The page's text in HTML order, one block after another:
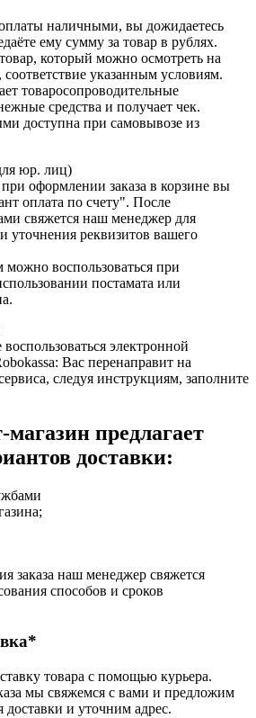
наличными, вы дожидаетесь
ему сумму за товар в рублях.
который можно осмотреть на
указанным условиям.
товаросопроводительные
средства и получает чек.
доступна при самовывозе из
юр. лиц)
оформлении заказа в корзине вы
оплата по счету". После
свяжется наш менеджер для
уточнения реквизитов вашего
воспользоваться при
постамата или
электронной
Вас перенаправит на
следуя инструкциям, заполните
предлагает
доставки:
заказа наш менеджер свяжется
способов и сроков
товара с помощью курьера.
мы свяжемся с вами и предложим
доставки и уточним адрес.